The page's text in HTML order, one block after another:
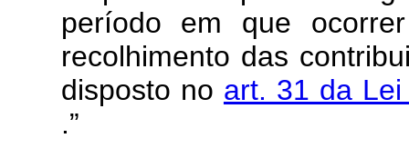
período em que
recolhimento das
disposto no art. 31 da
.”